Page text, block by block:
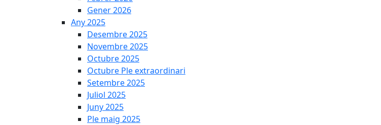
Gener 2026
Any 2025
Desembre 2025
Novembre 2025
Octubre 2025
Octubre Ple extraordinari
Setembre 2025
Juliol 2025
Juny 2025
Ple maig 2025